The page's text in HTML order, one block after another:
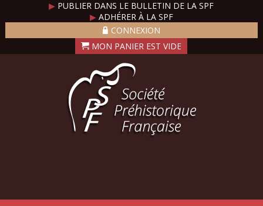
▶ PUBLIER DANS LE BULLETIN DE LA SPF
▶ADHÉRER À LA SPF
CONNEXION